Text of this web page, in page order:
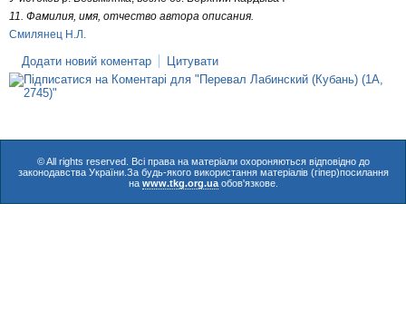
11. Фамилия, имя, отчество автора описания.
Смилянец Н.Л.
Додати новий коментар Цитувати
© All rights reserved. Всі права на матеріали охороняються відповідно до
законодавства України.За будь-якого використання матеріалів (гіпер)посилання
на www.tkg.org.uaобов'язкове.